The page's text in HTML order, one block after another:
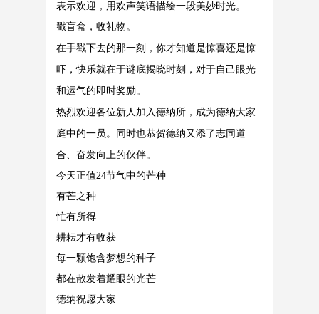
表示欢迎，用欢声笑语描绘一段美妙时光。
戳盲盒，收礼物。
在手戳下去的那一刻，你才知道是惊喜还是惊
吓，快乐就在于谜底揭晓时刻，对于自己眼光
和运气的即时奖励。
热烈欢迎各位新人加入德纳所，成为德纳大家
庭中的一员。同时也恭贺德纳又添了志同道
合、奋发向上的伙伴。
今天正值24节气中的芒种
有芒之种
忙有所得
耕耘才有收获
每一颗饱含梦想的种子
都在散发着耀眼的光芒
德纳祝愿大家